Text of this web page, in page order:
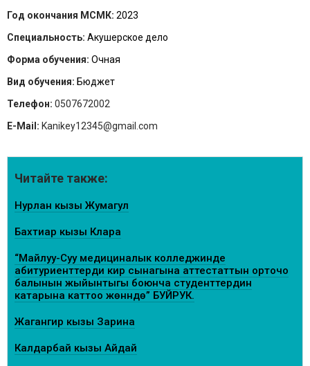
Год окончания МСМК: 2023
Специальность: Акушерское дело
Форма обучения: Очная
Вид обучения: Бюджет
Телефон: 0507672002
E-Mail: Kanikey12345@gmail.com
Читайте также:
Нурлан кызы Жумагул
Бахтиар кызы Клара
“Майлуу-Суу медициналык колледжинде
абитуриенттерди кирүү сынагына аттестаттын орточо
балынын жыйынтыгы боюнча студенттердин
катарына каттоо жөнүндө” БУЙРУК.
Жагангир кызы Зарина
Калдарбай кызы Айдай